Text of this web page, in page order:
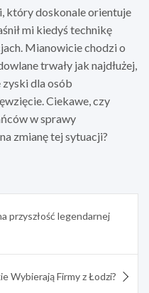
który doskonale orientuje
mi kiedyś technikę
Mianowicie chodzi o
trwały jak najdłużej,
zyski dla osób
Ciekawe, czy
w sprawy
zmianę tej sytuacji?
przyszłość legendarnej
Wybierają Firmy z Łodzi?